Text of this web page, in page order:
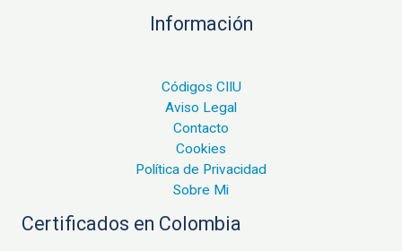
Información
Códigos CIIU
Aviso Legal
Contacto
Cookies
Política de Privacidad
Sobre Mi
Certificados en Colombia